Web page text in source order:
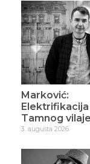
Marković:
Elektrifikacija
Tamnog
3. augusta 2026.